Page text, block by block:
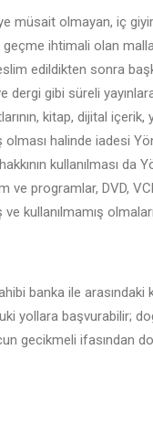
müsait olmayan, iç
ihtimali olan
edildikten sonra
gibi süreli
kitap, dijital içerik,
halinde iadesi
kullanılması da
ve programlar, DVD,
kullanılmamış
banka ile
yollara başvurabilir;
ifasından